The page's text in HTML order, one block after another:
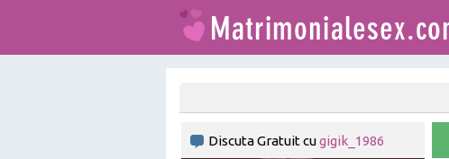
Discuta Gratuit cugigik_1986